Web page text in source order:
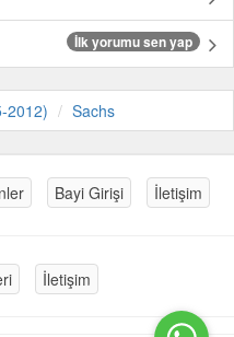
İlk yorumu sen yap
2012) Sachs
Bayi Girişi İletişim
İletişim